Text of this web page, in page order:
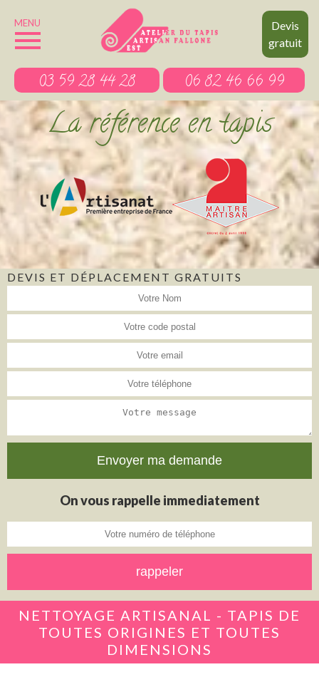
Devis
gratuit
MENU
03 59 28 44 28 06 82 46 66 99
La référence en tapis
DEVIS ET DÉPLACEMENT GRATUITS
On vous rappelle immediatement
NETTOYAGE ARTISANAL - TAPIS DE
TOUTES ORIGINES ET TOUTES
DIMENSIONS